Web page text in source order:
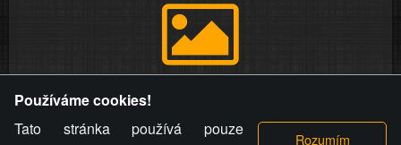
videa a komentáře. Osoba, které se toto opatření provozovatele
stránky týče, ani osoba, která umístila fotografii nebo video na
stránku, nemůže z důvodu odstranění fotografie, videa nebo
Používáme cookies!
Tato stránka používá pouze